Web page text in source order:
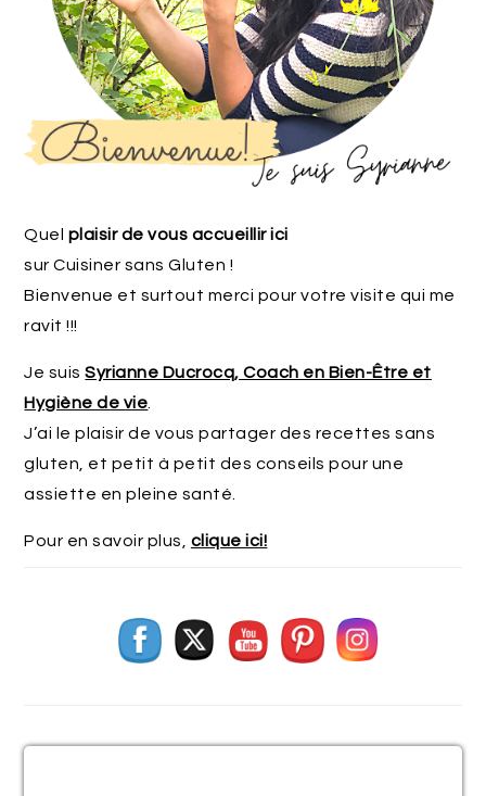
Quel plaisir de vous accueillir ici
sur Cuisiner sans Gluten !
Bienvenue et surtout merci pour votre visite qui me
ravit !!!
Je suisSyrianne Ducrocq, Coach en Bien-Être et
Hygiène de vie
J’ai le plaisir de vous partager des recettes sans
gluten, et petit à petit des conseils pour une
assiette en pleine santé.
Pour en savoir plus, clique ici!